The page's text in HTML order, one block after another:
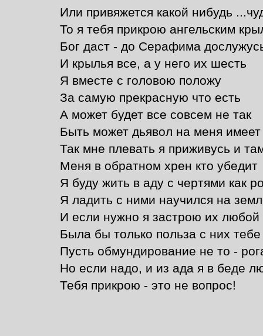
Или привяжется какой нибудь
То я тебя прикрою ангельским
Бог даст - до Серафима
И крылья все, а у него их шесть
Я вместе с головою положу
За самую прекрасную что есть
А может будет все совсем не так
Быть может дьявол на меня имеет
Так мне плевать я приживусь и
Меня в обратном хрен кто убедит
Я буду жить в аду с чертями как
Я ладить с ними научился на
И если нужно я застрою их любой
Была бы только польза с них тебе
Пусть обмундирование не то -
Но если надо, и из ада я в беде
Тебя прикрою - это не вопрос!